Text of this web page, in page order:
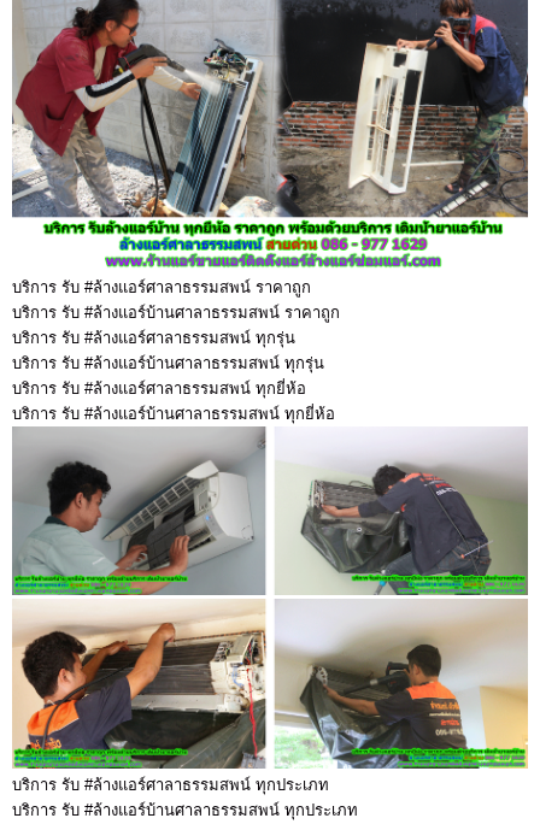
บริการ รับ #ล้างแอร์ศาลาธรรมสพน์ ราคาถูก
บริการ รับ #ล้างแอร์บ้านศาลาธรรมสพน์ ราคาถูก
บริการ รับ #ล้างแอร์ศาลาธรรมสพน์ ทุกรุ่น
บริการ รับ #ล้างแอร์บ้านศาลาธรรมสพน์ ทุกรุ่น
บริการ รับ #ล้างแอร์ศาลาธรรมสพน์ ทุกยี่ห้อ
บริการ รับ #ล้างแอร์บ้านศาลาธรรมสพน์ ทุกยี่ห้อ
บริการ รับ #ล้างแอร์ศาลาธรรมสพน์ ทุกประเภท
บริการ รับ #ล้างแอร์บ้านศาลาธรรมสพน์ ทุกประเภท